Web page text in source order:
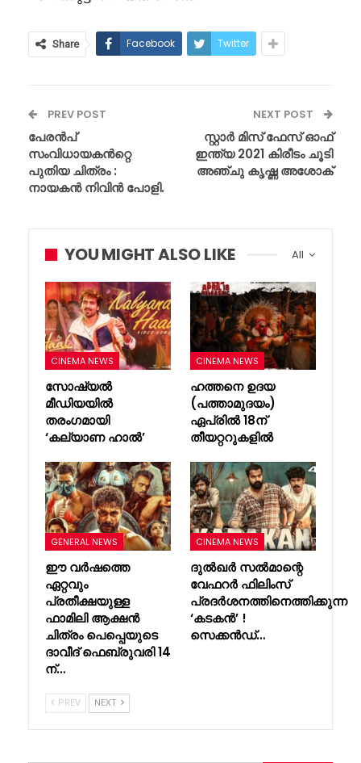
Share Facebook Twitter
PREV POST
പേരൻപ്
സംവിധായകൻറ്റെ
പുതിയ ചിത്രം :
നായകൻ നിവിൻ പോളി.
NEXT POST
സ്റ്റാർ മിസ് ഫേസ് ഓഫ്
ഇന്ത്യ 2021 കിരീടം ചൂടി
അഞ്ചു കൃഷ്ണ അശോക്
All
YOU MIGHT ALSO LIKE
CINEMA NEWS
സോഷ്യൽ
മീഡിയയിൽ
തരംഗമായി
‘കല്യാണ ഹാൽ’
CINEMA NEWS
ഹത്തനെ ഉദയ
(പത്താമുദയം)
ഏപ്രിൽ 18ന്
തീയറ്ററുകളിൽ
GENERAL NEWS
ഈ വർഷത്തെ
ഏറ്റവും
പ്രതീക്ഷയുള്ള
ഫാമിലി ആക്ഷൻ
ചിത്രം പെപ്പെയുടെ
ദാവീദ് ഫെബ്രുവരി 14
ന്…
CINEMA NEWS
ദുൽഖർ സൽമാന്റെ
വേഫറർ ഫിലിംസ്
പ്രദർശനത്തിനെത്തിക്കുന്ന
‘കടകൻ’ !
സെക്കൻഡ്…
PREV NEXT